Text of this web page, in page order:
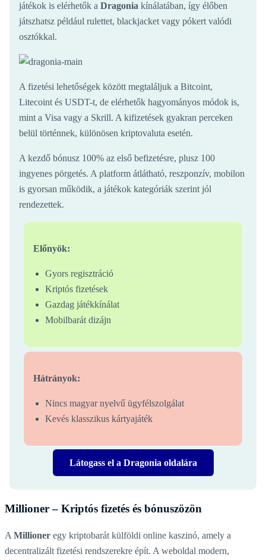
játékok is elérhetők a Dragonia kínálatában, így élőben
játszhatsz például rulettet, blackjacket vagy pókert valódi
osztókkal.
A fizetési lehetőségek között megtaláljuk a Bitcoint,
Litecoint és USDT-t, de elérhetők hagyományos módok is,
mint a Visa vagy a Skrill. A kifizetések gyakran perceken
belül történnek, különösen kriptovaluta esetén.
A kezdő bónusz 100% az első befizetésre, plusz 100
ingyenes pörgetés. A platform átlátható, reszponzív, mobilon
is gyorsan működik, a játékok kategóriák szerint jól
rendezettek.
Előnyök:
Gyors regisztráció
Kriptós fizetések
Gazdag játékkínálat
Mobilbarát dizájn
Hátrányok:
Nincs magyar nyelvű ügyfélszolgálat
Kevés klasszikus kártyajáték
Látogass el a Dragonia oldalára
Millioner – Kriptós fizetés és bónuszözön
A Millioner egy kriptobarát külföldi online kaszinó, amely a
decentralizált fizetési rendszerekre épít. A weboldal modern,